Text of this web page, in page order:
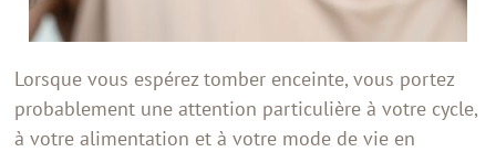
Lorsque vous espérez tomber enceinte, vous portez
probablement une attention particulière à votre cycle,
à votre alimentation et à votre mode de vie en